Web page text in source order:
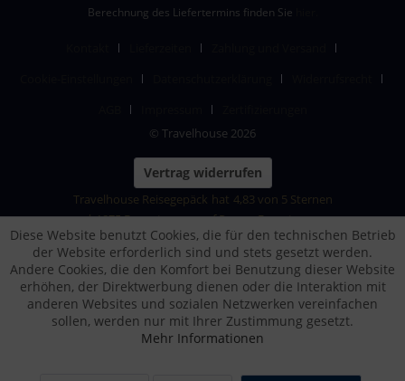
Berechnung des Liefertermins finden Sie
© Travelhouse 2026
Vertrag widerrufen
Travelhouse Reisegepäck hat 4,83 von 5 Sternen
|1875Bewertungen auf ProvenExpert.com
Diese Website benutzt Cookies, die für den technischen Betrieb
der Website erforderlich sind und stets gesetzt werden.
Andere Cookies, die den Komfort bei Benutzung dieser Website
erhöhen, der Direktwerbung dienen oder die Interaktion mit
anderen Websites und sozialen Netzwerken vereinfachen
sollen, werden nur mit Ihrer Zustimmung gesetzt.
Mehr Informationen